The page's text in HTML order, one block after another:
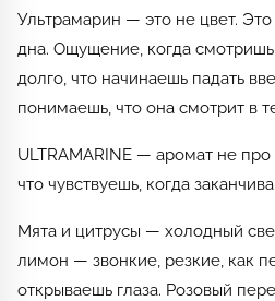
Ультрамарин — это не цвет.
дна. Ощущение, когда
долго, что начинаешь падать
понимаешь, что она смотрит в
ULTRAMARINE — аромат не
что чувствуешь, когда
Мята и цитрусы — холодный
лимон — звонкие, резкие, как
открываешь глаза. Розовый